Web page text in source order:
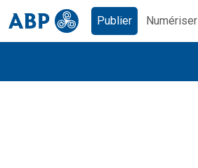
Publier Numériser